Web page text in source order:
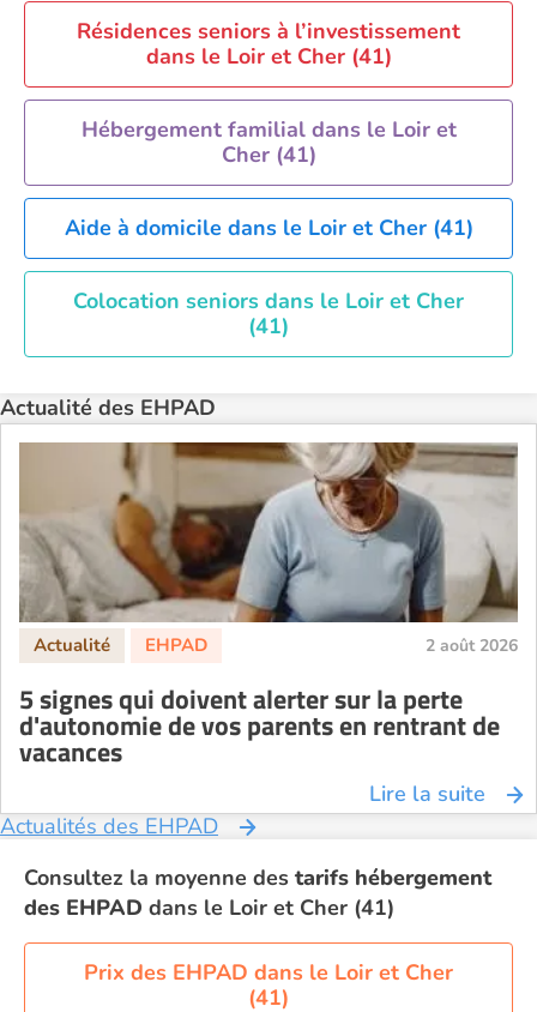
Résidences seniors à l’investissement
dans le Loir et Cher (41)
Hébergement familial dans le Loir et
Cher (41)
Aide à domicile dans le Loir et Cher (41)
Colocation seniors dans le Loir et Cher
(41)
Actualité des EHPAD
2 août 2026
5 signes qui doivent alerter sur la perte
d'autonomie de vos parents en rentrant de
vacances
Lire la suite
Actualités des EHPAD
Consultez la moyenne des tarifs hébergement
des EHPAD dans le Loir et Cher (41)
Prix des EHPAD dans le Loir et Cher
(41)